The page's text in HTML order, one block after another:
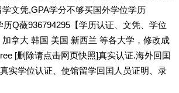
文凭,GPA学分不够买国外学位学历
Q薇936794295【学历认证、文凭、学位
拿大 韩国 美国 新西兰 等各大学，修改成
[删除请点击网页快照]真实认证.海外回囯
实学位认证、使馆留学回囯人员证明、录